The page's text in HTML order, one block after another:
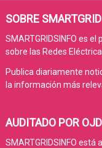
SOBRE
SMARTGRIDSINFO es
sobre las Redes
Publica diariamente
la información más
AUDITADO POR OJD
SMARTGRIDSINFO está